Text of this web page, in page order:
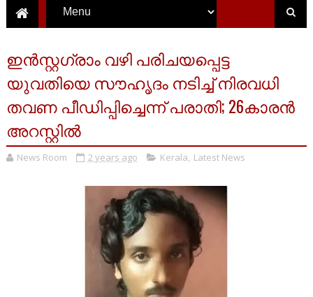
ഇൻസ്റ്റഗ്രാം വഴി പരിചയപ്പെട്ട
യുവതിയെ സൗഹൃദം നടിച്ച് നിരവധി
തവണ പീഡിപ്പിച്ചെന്ന് പരാതി; 26കാരൻ
അറസ്റ്റിൽ
News Room 2 years ago Kerala, Latest News